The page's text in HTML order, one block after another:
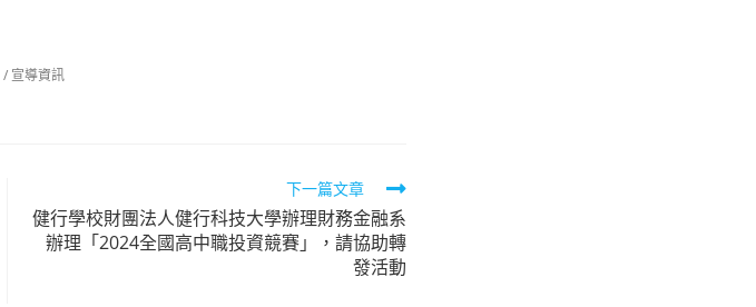
/ 宣導資訊
下一篇文章
健行學校財團法人健行科技大學辦理財務金融系
辦理「2024全國高中職投資競賽」，請協助轉
發活動